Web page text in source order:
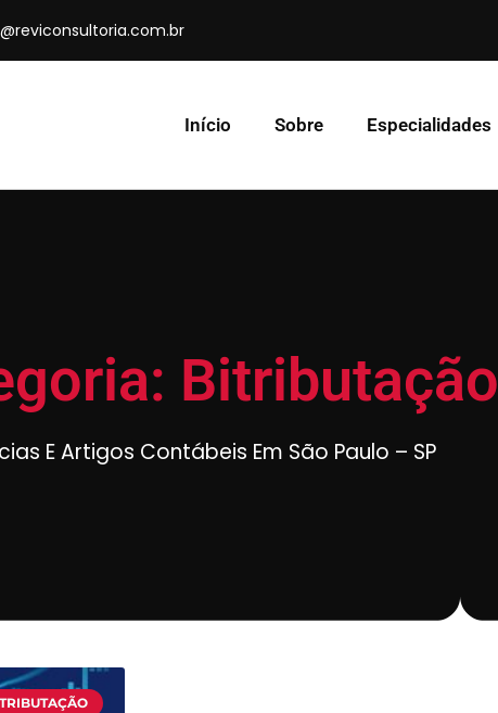
Início Sobre Especialidades
Bitributação
E Artigos Contábeis Em São Paulo – SP